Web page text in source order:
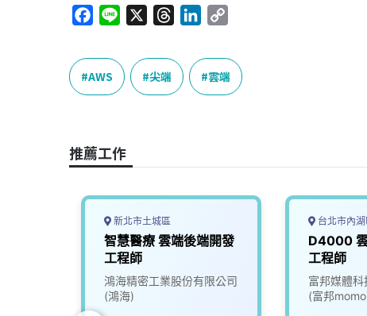
c
e
b
k
e
r
a
n
k
e
p
y
L
AWS 尖端 雲端
推薦工作
新北市土城區
智慧醫療 雲端後端開發
工程師
鴻海精密工業股份有限公司
(鴻海)
台北市內
D4000
工程師
富邦媒體
(富邦